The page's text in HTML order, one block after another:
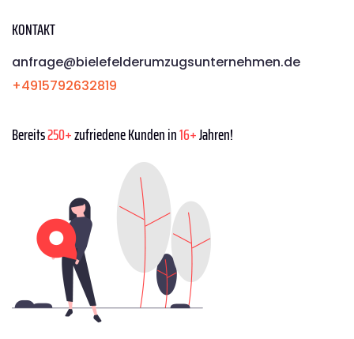
KONTAKT
anfrage@bielefelderumzugsunternehmen.de
+4915792632819
Bereits250+zufriedene Kunden in16+Jahren!